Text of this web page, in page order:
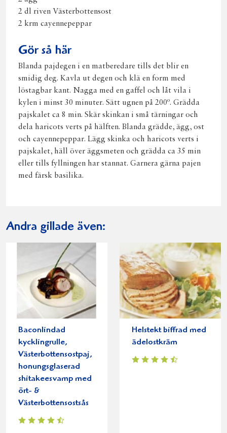
2 dl riven Västerbottensost
2 krm cayennepeppar
Gör så här
Blanda pajdegen i en matberedare tills det blir en
smidig deg. Kavla ut degen och klä en form med
löstagbar kant. Nagga med en gaffel och låt vila i
kylen i minst 30 minuter. Sätt ugnen på 200º. Grädda
pajskalet ca 8 min. Skär skinkan i små tärningar och
dela haricots verts på hälften. Blanda grädde, ägg, ost
och cayennepeppar. Lägg skinka och haricots verts i
pajskalet, häll över äggsmeten och grädda ca 35 min
eller tills fyllningen har stannat. Garnera gärna pajen
med färsk basilika.
Andra gillade även:
Baconlindad
kycklingrulle,
Västerbottensostpaj,
honungsglaserad
shitakeesvamp med
ört- &
Västerbottensostsås
Helstekt biffrad med
ädelostkräm